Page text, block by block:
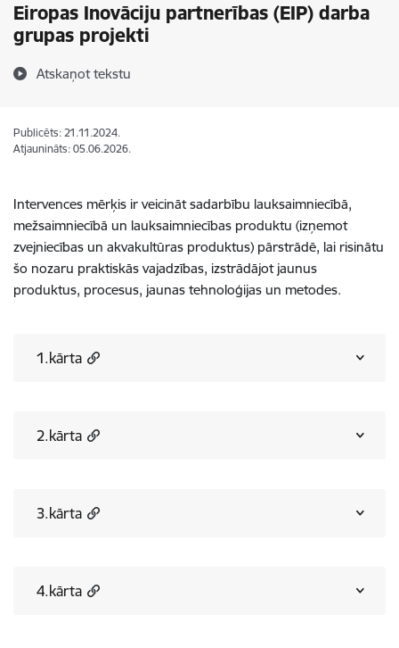
Eiropas Inovāciju partnerības (EIP) darba
grupas projekti
Atskaņot tekstu
Publicēts: 21.11.2024.
Atjaunināts: 05.06.2026.
Intervences mērķis ir veicināt sadarbību lauksaimniecībā,
mežsaimniecībā un lauksaimniecības produktu (izņemot
zvejniecības un akvakultūras produktus) pārstrādē, lai risinātu
šo nozaru praktiskās vajadzības, izstrādājot jaunus
produktus, procesus, jaunas tehnoloģijas un metodes.
1.kārta
2.kārta
3.kārta
4.kārta